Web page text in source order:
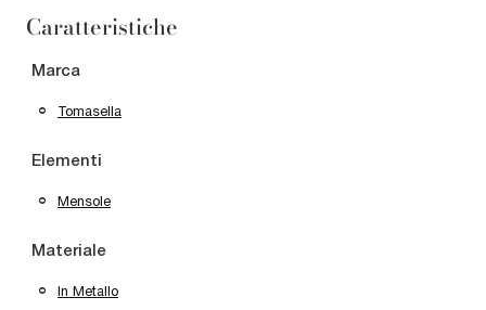
Caratteristiche
Marca
Tomasella
Elementi
Mensole
Materiale
In Metallo